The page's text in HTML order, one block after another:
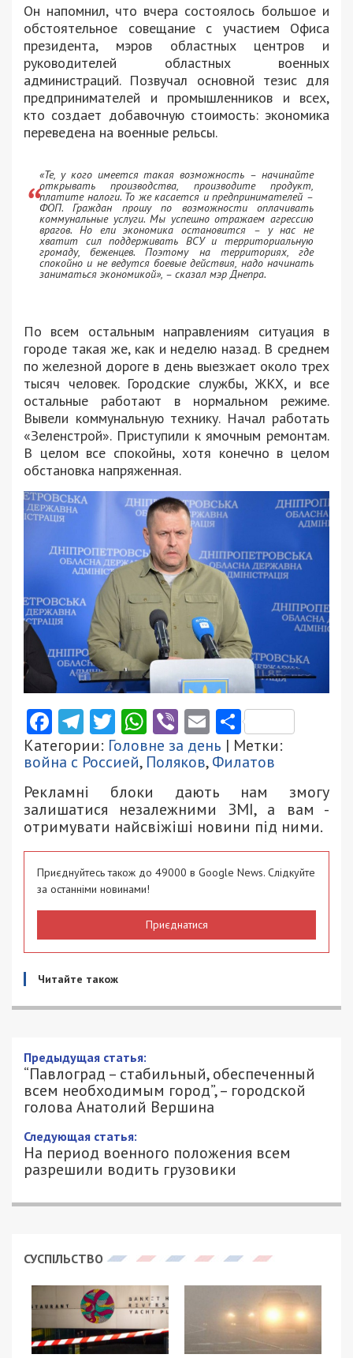
Он напомнил, что вчера состоялось большое и
обстоятельное совещание с участием Офиса
президента, мэров областных центров и
руководителей областных военных
администраций. Позвучал основной тезис для
предпринимателей и промышленников и всех,
кто создает добавочную стоимость: экономика
переведена на военные рельсы.
«Те, у кого имеется такая возможность – начинайте
открывать производства, производите продукт,
платите налоги. То же касается и предпринимателей –
ФОП. Граждан прошу по возможности оплачивать
коммунальные услуги. Мы успешно отражаем агрессию
врагов. Но ели экономика остановится – у нас не
хватит сил поддерживать ВСУ и территориальную
громаду, беженцев. Поэтому на территориях, где
спокойно и не ведутся боевые действия, надо начинать
заниматься экономикой», – сказал мэр Днепра.
По всем остальным направлениям ситуация в
городе такая же, как и неделю назад. В среднем
по железной дороге в день выезжает около трех
тысяч человек. Городские службы, ЖКХ, и все
остальные работают в нормальном режиме.
Вывели коммунальную технику. Начал работать
«Зеленстрой». Приступили к ямочным ремонтам.
В целом все спокойны, хотя конечно в целом
обстановка напряженная.
Facebook
Telegram
Twitter
WhatsApp
ViberEmail
Категории: Головне за день | Метки:
война с Россией, Поляков,Филатов
Рекламні блоки дають нам змогу
залишатися незалежними ЗМІ, а вам -
отримувати найсвіжіші новини під ними.
Приєднуйтесь також до 49000 в Google News. Слідкуйте
за останніми новинами!
Приєднатися
Читайте також
“Павлоград – стабильный,
обеспеченный всем необходимым
город”, – городской голова Анатолий
23/03/2022 - 11:27
ЮЛИАННА КОКОШКО - СПЕЦИАЛЬНО
на брифинге сообщил павлоградский городской
– 22 марта в районе станции Павлоград-2 был
ракетный удар агрессора, разрушена часть станции,
пути. Один человек погиб. Что касается
жизнедеятельности, работы структур, подразделений